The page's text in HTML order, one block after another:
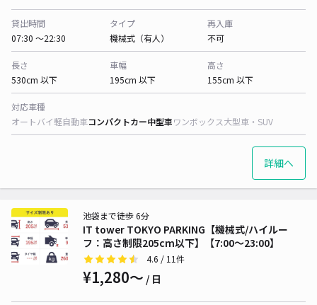
貸出時間
07:30 〜22:30
タイプ
機械式（有人）
再入庫
不可
長さ
530cm 以下
車幅
195cm 以下
高さ
155cm 以下
対応車種
オートバイ軽自動車コンパクトカー中型車ワンボックス大型車・SUV
詳細へ
IT tower TOKYO PARKING【機械式/ハイルー
フ：高さ制限205cm以下】【7:00～23:00】
池袋まで徒歩 6分
4.6 / 11件
¥1,280〜 / 日